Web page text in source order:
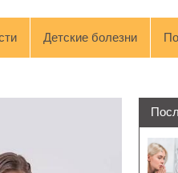
Детские болезни